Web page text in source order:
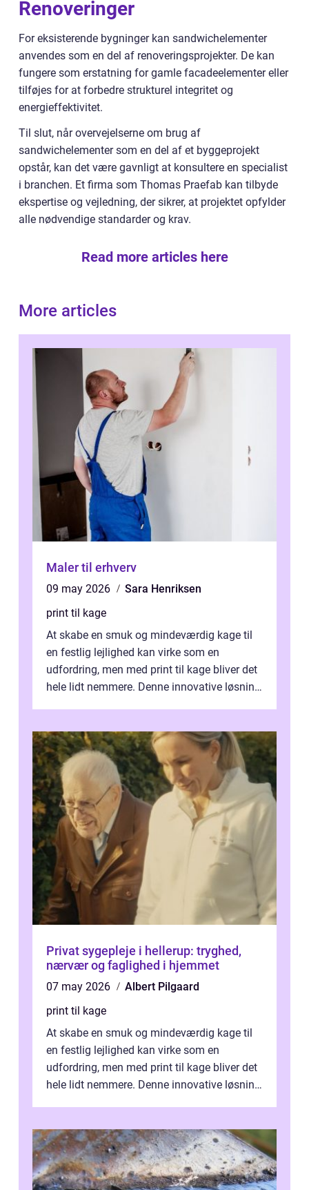
Renoveringer
For eksisterende bygninger kan sandwichelementer
anvendes som en del af renoveringsprojekter. De kan
fungere som erstatning for gamle facadeelementer eller
tilføjes for at forbedre strukturel integritet og
energieffektivitet.
Til slut, når overvejelserne om brug af
sandwichelementer som en del af et byggeprojekt
opstår, kan det være gavnligt at konsultere en specialist
i branchen. Et firma som Thomas Praefab kan tilbyde
ekspertise og vejledning, der sikrer, at projektet opfylder
alle nødvendige standarder og krav.
Read more articles here
More articles
Maler til erhverv
09 may 2026
Sara Henriksen
print til kage
At skabe en smuk og mindeværdig kage til
en festlig lejlighed kan virke som en
udfordring, men med print til kage bliver det
hele lidt nemmere. Denne innovative løsning
Privat sygepleje i hellerup: tryghed,
nærvær og faglighed i hjemmet
07 may 2026
Albert Pilgaard
print til kage
At skabe en smuk og mindeværdig kage til
en festlig lejlighed kan virke som en
udfordring, men med print til kage bliver det
hele lidt nemmere. Denne innovative løsning